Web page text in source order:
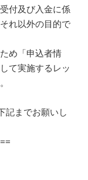
付及び入金に係
れ以外の目的で
め「申込者情
て実施するレッ
記までお願いし